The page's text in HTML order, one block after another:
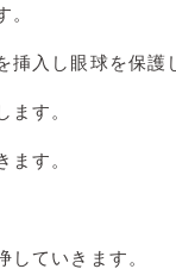
。
入し眼球を保護
ます。
ます。
ていきます。